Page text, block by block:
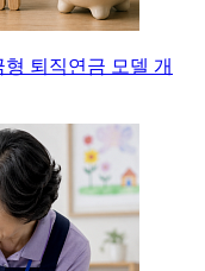
퇴직연금 모델 개